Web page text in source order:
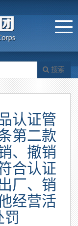
搜索
认证管
第二款
、撤销
合认证
厂、销
经营活
罚